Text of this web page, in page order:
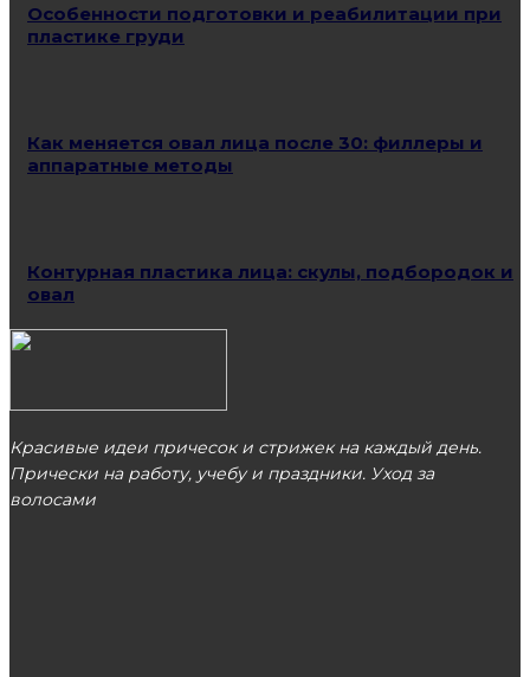
Особенности подготовки и реабилитации при
пластике груди
Как меняется овал лица после 30: филлеры и
аппаратные методы
Контурная пластика лица: скулы, подбородок и
овал
Красивые идеи причесок и стрижек на каждый день.
Прически на работу, учебу и праздники. Уход за
волосами